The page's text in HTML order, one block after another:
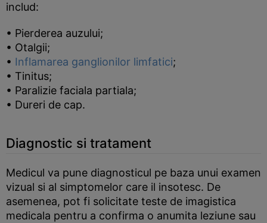
includ:
• Pierderea auzului;
• Otalgii;
• Inflamarea ganglionilor limfatici;
• Tinitus;
• Paralizie faciala partiala;
• Dureri de cap.
Diagnostic si tratament
Medicul va pune diagnosticul pe baza unui examen
vizual si al simptomelor care il insotesc. De
asemenea, pot fi solicitate teste de imagistica
medicala pentru a confirma o anumita leziune sau